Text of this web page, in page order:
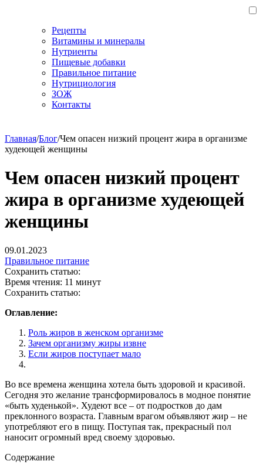
Рецепты
Витамины и минералы
Нутриенты
Пищевые добавки
Правильное питание
Нутрициология
ЗОЖ
Контакты
Главная/Блог/Чем опасен низкий процент жира в организме
худеющей женщины
Чем опасен низкий процент
жира в организме худеющей
женщины
09.01.2023
Правильное питание
Сохранить статью:
Время чтения: 11 минут
Сохранить статью:
Оглавление:
Роль жиров в женском организме
Зачем организму жиры извне
Если жиров поступает мало
Во все времена женщина хотела быть здоровой и красивой.
Сегодня это желание трансформировалось в модное понятие
«быть худенькой». Худеют все – от подростков до дам
преклонного возраста. Главным врагом объявляют жир – не
употребляют его в пищу. Поступая так, прекрасный пол
наносит огромный вред своему здоровью.
Содержание